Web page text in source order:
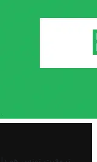
تروفيت تونس هو